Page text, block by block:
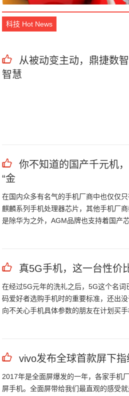
科技 Hot News
从被动变主动，鼎捷数
智慧
你不知道的国产千元机
“金
在国内众多有名气的手机厂商中也仅仅
麒麟系列手机处理器芯片，其他手机厂
是除华为之外，AGM品牌也支持着国产
T310处理器，该处理器性能更是堪比骁
真5G手机，这一台性价
在经过5G元年的洗礼之后，5G这个名
码爱好者选购手机时的重要标准，还出
向不关心手机具体参数的朋友在计划买
句："5G手机值得买吗？"而"当然值得"
vivo发布全球首款屏下
2017年是全面屏爆发的一年，各家手机
屏手机。全面屏带给我们最直观的感受